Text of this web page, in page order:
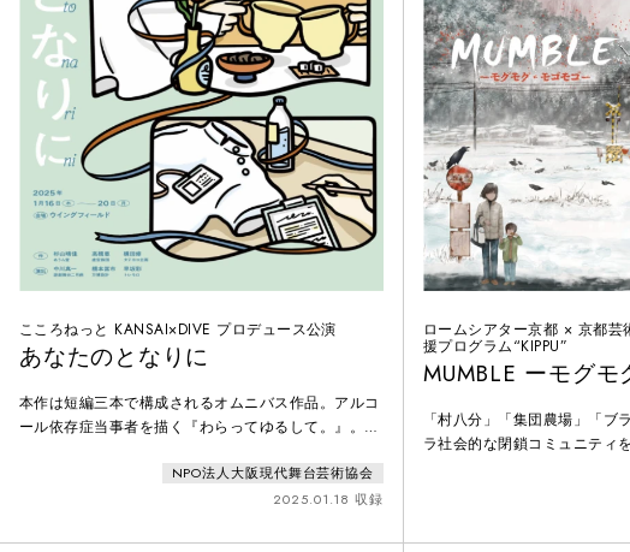
こころねっと KANSAI×DIVE プロデュース公演
あなたのとなりに
本作は短編三本で構成されるオムニバス作品。アルコ
ール依存症当事者を描く『わらってゆるして。』。家
スワーカーが登場する『ＳＡＬＴ』。三つのエピソー
ドを通じ、依存症から立ち直ろうとする人と、それを
NPO法人大阪現代舞台芸術協会
2025.01.18 収録
ロームシアター京都 × 京都芸
援プログラム“KIPPU”
MUMBLE ーモグ
「村八分」「集団農場」「ブ
ラ社会的な閉鎖コミュニティ
佇む民宿を舞台に、野生動物
村の人々との衝突を描く。
いた「家族」というモチーフ